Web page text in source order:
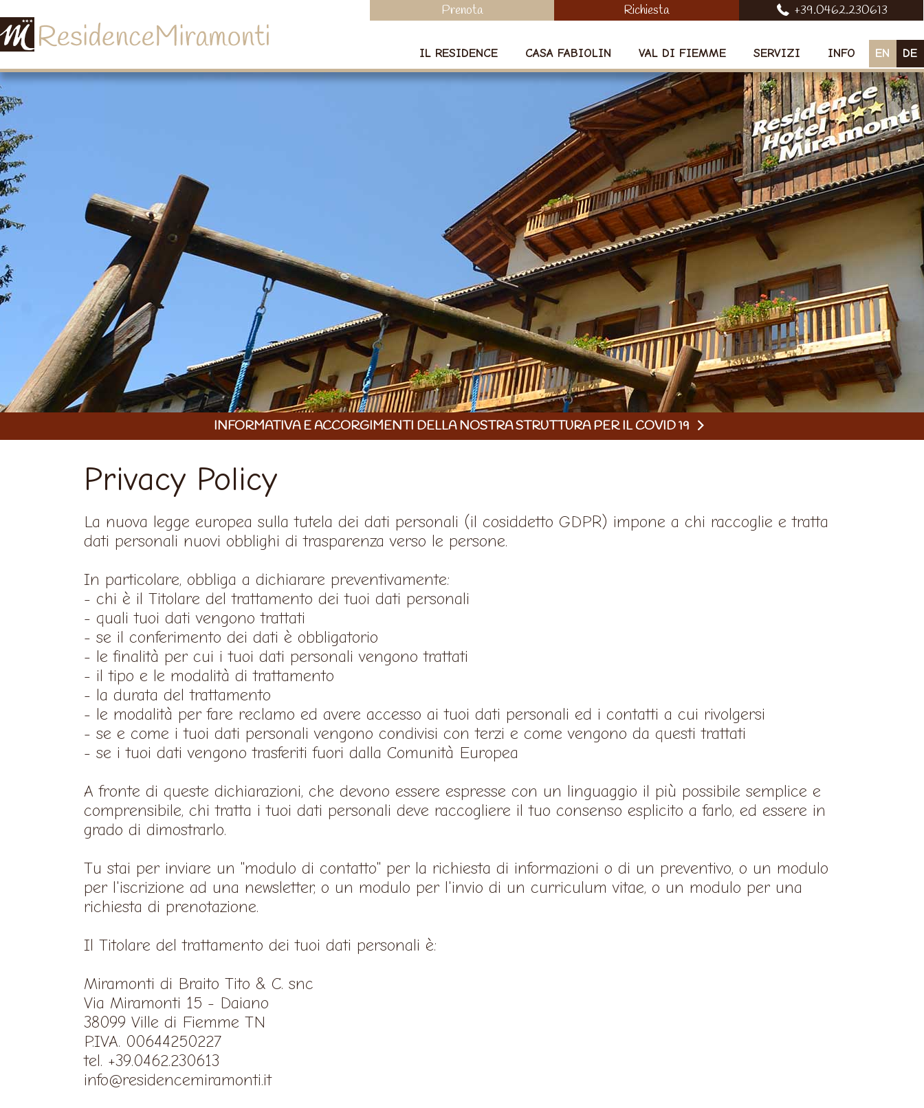
Prenota Richiesta +39.0462.230613
IL RESIDENCE CASA FABIOLIN VAL DI FIEMME SERVIZI INFO EN DE
INFORMATIVA E ACCORGIMENTI DELLA NOSTRA STRUTTURA PER IL COVID 19
Privacy Policy
La nuova legge europea sulla tutela dei dati personali (il cosiddetto GDPR) impone a chi raccoglie e tratta
dati personali nuovi obblighi di trasparenza verso le persone.
In particolare, obbliga a dichiarare preventivamente:
- chi è il Titolare del trattamento dei tuoi dati personali
- quali tuoi dati vengono trattati
- se il conferimento dei dati è obbligatorio
- le finalità per cui i tuoi dati personali vengono trattati
- il tipo e le modalità di trattamento
- la durata del trattamento
- le modalità per fare reclamo ed avere accesso ai tuoi dati personali ed i contatti a cui rivolgersi
- se e come i tuoi dati personali vengono condivisi con terzi e come vengono da questi trattati
- se i tuoi dati vengono trasferiti fuori dalla Comunità Europea
A fronte di queste dichiarazioni, che devono essere espresse con un linguaggio il più possibile semplice e
comprensibile, chi tratta i tuoi dati personali deve raccogliere il tuo consenso esplicito a farlo, ed essere in
grado di dimostrarlo.
Tu stai per inviare un "modulo di contatto" per la richiesta di informazioni o di un preventivo, o un modulo
per l'iscrizione ad una newsletter, o un modulo per l'invio di un curriculum vitae, o un modulo per una
richiesta di prenotazione.
Il Titolare del trattamento dei tuoi dati personali è:
Miramonti di Braito Tito & C. snc
Via Miramonti 15 - Daiano
38099 Ville di Fiemme TN
P.IVA. 00644250227
tel. +39.0462.230613
info@residencemiramonti.it